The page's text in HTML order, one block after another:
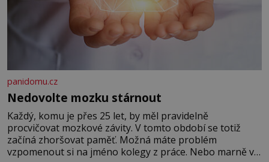
panidomu.cz
Nedovolte mozku stárnout
Každý, komu je přes 25 let, by měl pravidelně
procvičovat mozkové závity. V tomto období se totiž
začíná zhoršovat paměť. Možná máte problém
vzpomenout si na jméno kolegy z práce. Nebo marně v